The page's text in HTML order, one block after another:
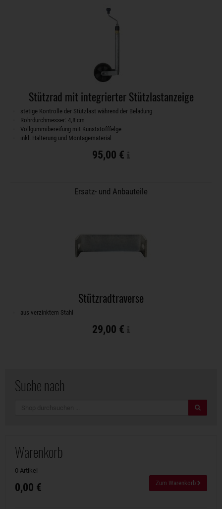
Stützrad mit integrierter Stützlastanzeige
stetige Kontrolle der Stützlast während der Beladung
Rohrdurchmesser: 4,8 cm
Vollgummibereifung mit Kunststofffelge
inkl. Halterung und Montagematerial
95,00 €
Ersatz- und Anbauteile
Stützradtraverse
aus verzinktem Stahl
29,00 €
Suche nach
Warenkorb
0 Artikel
0,00 € Zum Warenkorb